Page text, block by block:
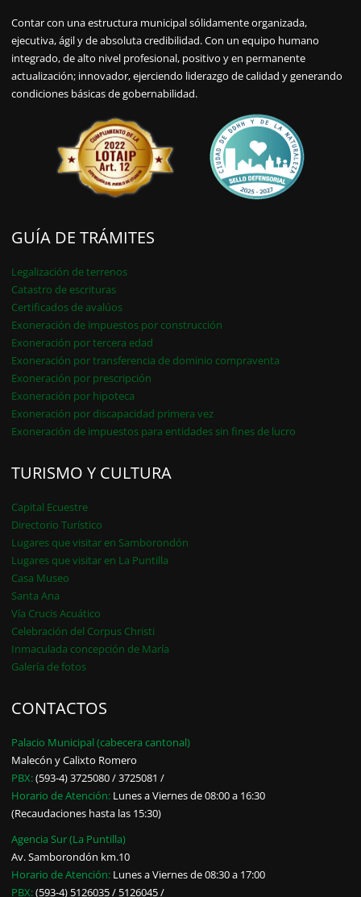
Contar con una estructura municipal sólidamente organizada,
ejecutiva, ágil y de absoluta credibilidad. Con un equipo humano
integrado, de alto nivel profesional, positivo y en permanente
actualización; innovador, ejerciendo liderazgo de calidad y generando
condiciones básicas de gobernabilidad.
GUÍA DE TRÁMITES
Legalización de terrenos
Catastro de escrituras
Certificados de avalúos
Exoneración de impuestos por construcción
Exoneración por tercera edad
Exoneración por transferencia de dominio compraventa
Exoneración por prescripción
Exoneración por hipoteca
Exoneración por discapacidad primera vez
Exoneración de impuestos para entidades sin fines de lucro
TURISMO Y CULTURA
Capital Ecuestre
Directorio Turístico
Lugares que visitar en Samborondón
Lugares que visitar en La Puntilla
Casa Museo
Santa Ana
Vía Crucis Acuático
Celebración del Corpus Christi
Inmaculada concepción de María
Galería de fotos
CONTACTOS
Palacio Municipal (cabecera cantonal)
Malecón y Calixto Romero
PBX:(593-4) 3725080 / 3725081 /
Horario de Atención: Lunes a Viernes de 08:00 a 16:30
(Recaudaciones hasta las 15:30)
Agencia Sur (La Puntilla)
Av. Samborondón km.10
Horario de Atención: Lunes a Viernes de 08:30 a 17:00
PBX:(593-4) 5126035 / 5126045 /